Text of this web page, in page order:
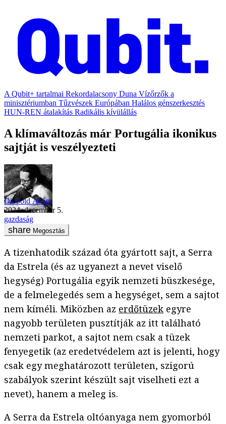
A Qubit+ tartalmai Rekordalacsony Duna Vízőrzők a
minisztériumban Tűzvészek Európában Halálos génszerkesztés
HUN-REN átalakítás Radikális kívülállás
A klímaváltozás már Portugália ikonikus
sajtját is veszélyezteti
Dippold Ádám
2024. december 5.
gazdaság
Megosztás
A tizenhatodik század óta gyártott sajt, a Serra
da Estrela (és az ugyanezt a nevet viselő
hegység) Portugália egyik nemzeti büszkesége,
de a felmelegedés sem a hegységet, sem a sajtot
nem kíméli. Miközben az erdőtüzek egyre
nagyobb területen pusztítják az itt található
nemzeti parkot, a sajtot nem csak a tüzek
fenyegetik (az eredetvédelem azt is jelenti, hogy
csak egy meghatározott területen, szigorú
szabályok szerint készült sajt viselheti ezt a
nevet), hanem a meleg is.
A Serra da Estrela oltóanyaga nem gyomorból